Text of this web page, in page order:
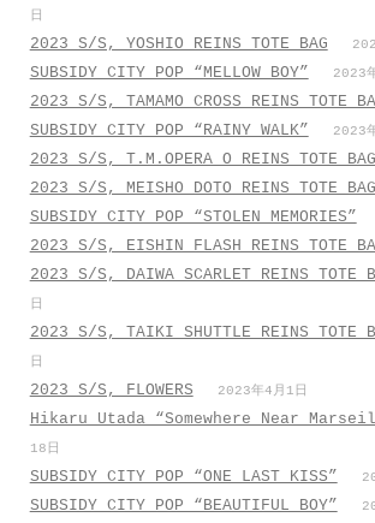
日
2023 S/S, YOSHIO REINS TOTE BAG
SUBSIDY CITY POP “MELLOW BOY” 2023
2023 S/S, TAMAMO CROSS REINS TOTE
SUBSIDY CITY POP “RAINY WALK” 2023
2023 S/S, T.M.OPERA O REINS TOTE BAG
2023 S/S, MEISHO DOTO REINS TOTE BAG
SUBSIDY CITY POP “STOLEN MEMORIES”
2023 S/S, EISHIN FLASH REINS TOTE
2023 S/S, DAIWA SCARLET REINS TOTE
日
2023 S/S, TAIKI SHUTTLE REINS TOTE
日
2023 S/S, FLOWERS 2023年4月1日
Hikaru Utada “Somewhere Near
18日
SUBSIDY CITY POP “ONE LAST KISS”
SUBSIDY CITY POP “BEAUTIFUL BOY”